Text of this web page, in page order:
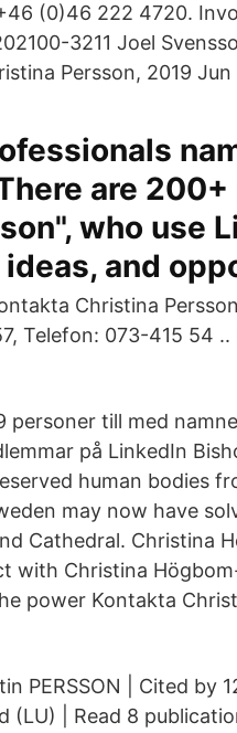
(0)46 222 4720.
3211 Joel
Persson, 2019
are
who use
and
Christina
Telefon: 073-415 54
personer till med
på LinkedIn
human bodies
may now have
Cathedral. Christina
with Christina
power Kontakta
PERSSON | Cited by
(LU) | Read 8